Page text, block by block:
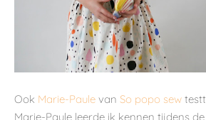
Ook Marie-Paule van So popo sew
Marie-Paule leerde ik kennen tijdens